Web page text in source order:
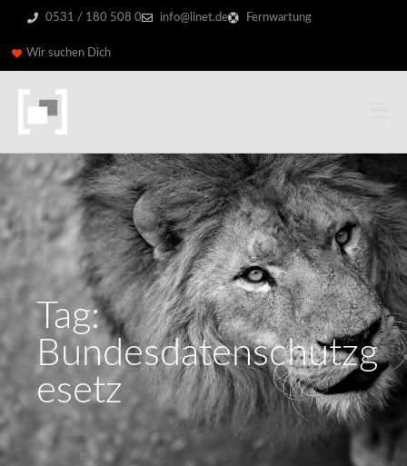
0531 / 180 508 0 info@linet.de Fernwartung
Wir suchen Dich
Tag:
Bundesdatenschutzg
esetz